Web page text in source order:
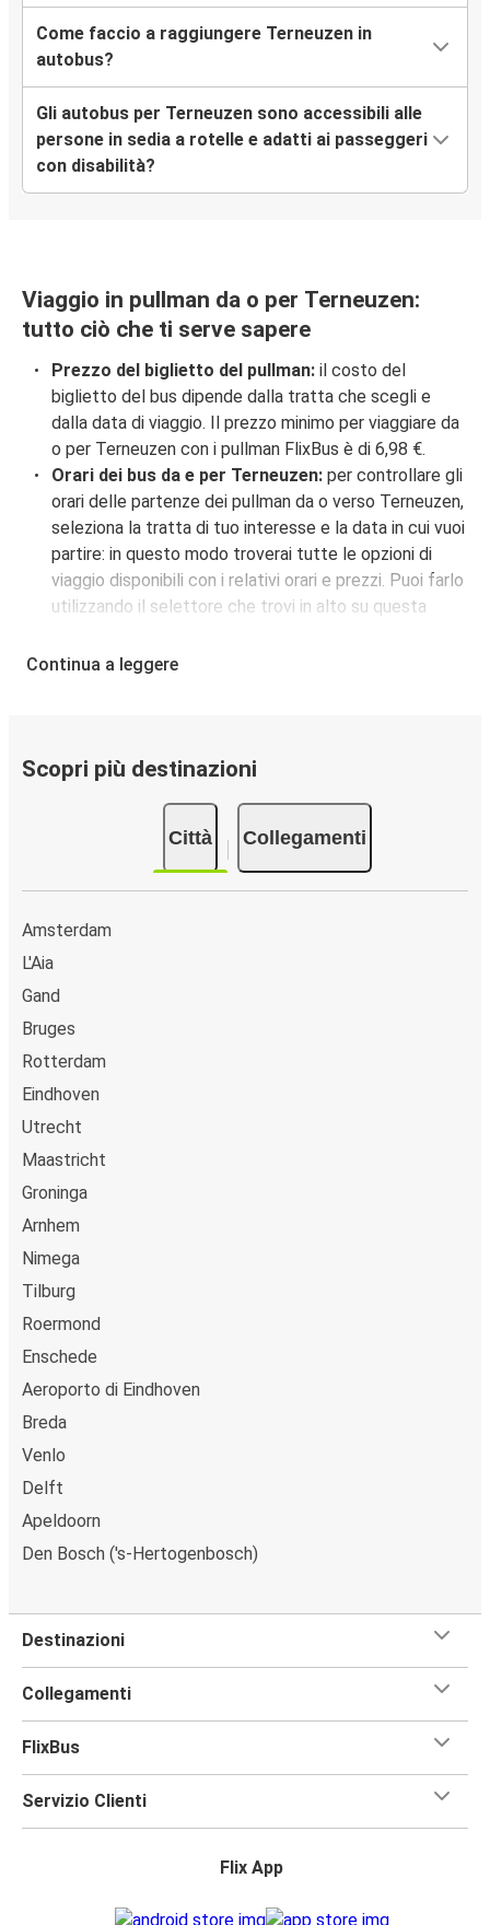
Come faccio a raggiungere Terneuzen in
autobus?
Gli autobus per Terneuzen sono accessibili alle
persone in sedia a rotelle e adatti ai passeggeri
con disabilità?
Viaggio in pullman da o per Terneuzen:
tutto ciò che ti serve sapere
Prezzo del biglietto del pullman: il costo del
biglietto del bus dipende dalla tratta che scegli e
dalla data di viaggio. Il prezzo minimo per viaggiare da
o per Terneuzen con i pullman FlixBus è di 6,98 €.
Orari dei bus da e per Terneuzen: per controllare gli
orari delle partenze dei pullman da o verso Terneuzen,
seleziona la tratta di tuo interesse e la data in cui vuoi
partire: in questo modo troverai tutte le opzioni di
viaggio disponibili con i relativi orari e prezzi. Puoi farlo
utilizzando il selettore che trovi in alto su questa
interattiva.
pagina.
popolari sono: Amsterdam, Gand, L'Aia.
Continua a leggere
Scopri più destinazioni
Città Collegamenti
Amsterdam
L'Aia
Gand
Bruges
Rotterdam
Eindhoven
Utrecht
Maastricht
Groninga
Arnhem
Nimega
Tilburg
Roermond
Enschede
Aeroporto di Eindhoven
Breda
Venlo
Delft
Apeldoorn
Den Bosch ('s-Hertogenbosch)
Destinazioni
Collegamenti
FlixBus
Servizio Clienti
Flix App